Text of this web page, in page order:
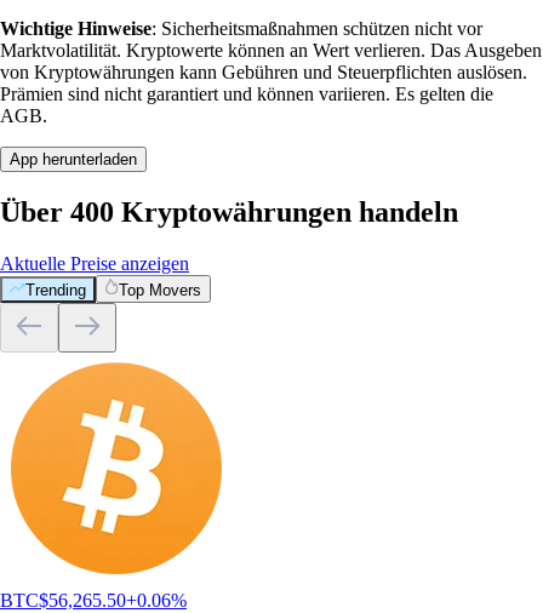
Wichtige Hinweise: Sicherheitsmaßnahmen schützen nicht vor
Marktvolatilität. Kryptowerte können an Wert verlieren. Das Ausgeben
von Kryptowährungen kann Gebühren und Steuerpflichten auslösen.
Prämien sind nicht garantiert und können variieren. Es gelten die
AGB.
App herunterladen
Über 400 Kryptowährungen handeln
Aktuelle Preise anzeigen
Trending Top Movers
BTC$56,265.50+0.06%